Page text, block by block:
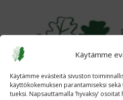
Käytämme
Käytämme evästeitä sivuston
käyttökokemuksen parantamiseksi
tueksi. Napsauttamalla ’hyvaksy’